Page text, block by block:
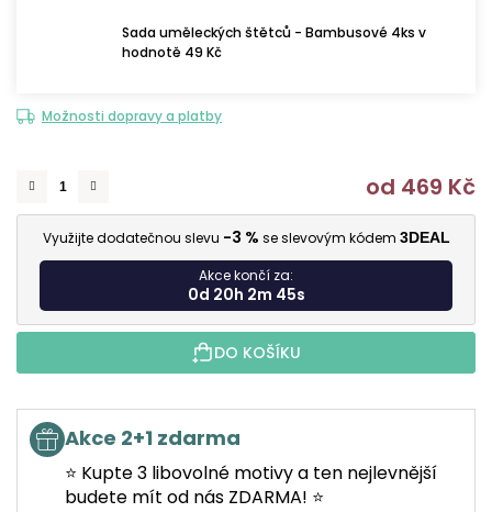
Sada uměleckých štětců - Bambusové 4ks v
hodnotě 49 Kč
Možnosti dopravy a platby
od 469 Kč
Využijte dodatečnou slevu -3 % se slevovým kódem 3DEAL
Akce končí za:
0d 20h 2m 44s
DO KOŠÍKU
Akce 2+1 zdarma
⭐ Kupte 3 libovolné motivy a ten nejlevnější
budete mít od nás ZDARMA! ⭐